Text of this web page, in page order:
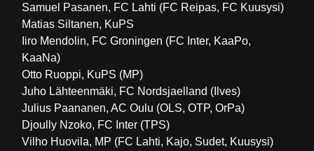
Samuel Pasanen, FC Lahti (FC Reipas, FC Kuusysi)
Matias Siltanen, KuPS
Iiro Mendolin, FC Groningen (FC Inter, KaaPo,
KaaNa)
Otto Ruoppi, KuPS (MP)
Juho Lähteenmäki, FC Nordsjaelland (Ilves)
Julius Paananen, AC Oulu (OLS, OTP, OrPa)
Djoully Nzoko, FC Inter (TPS)
Vilho Huovila, MP (FC Lahti, Kajo, Sudet, Kuusysi)